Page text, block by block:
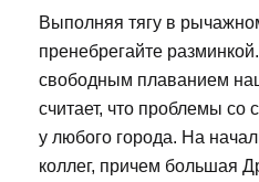
Выполняя тягу в
пренебрегайте
свободным плаванием
считает, что проблемы со
у любого города. На
коллег, причем большая